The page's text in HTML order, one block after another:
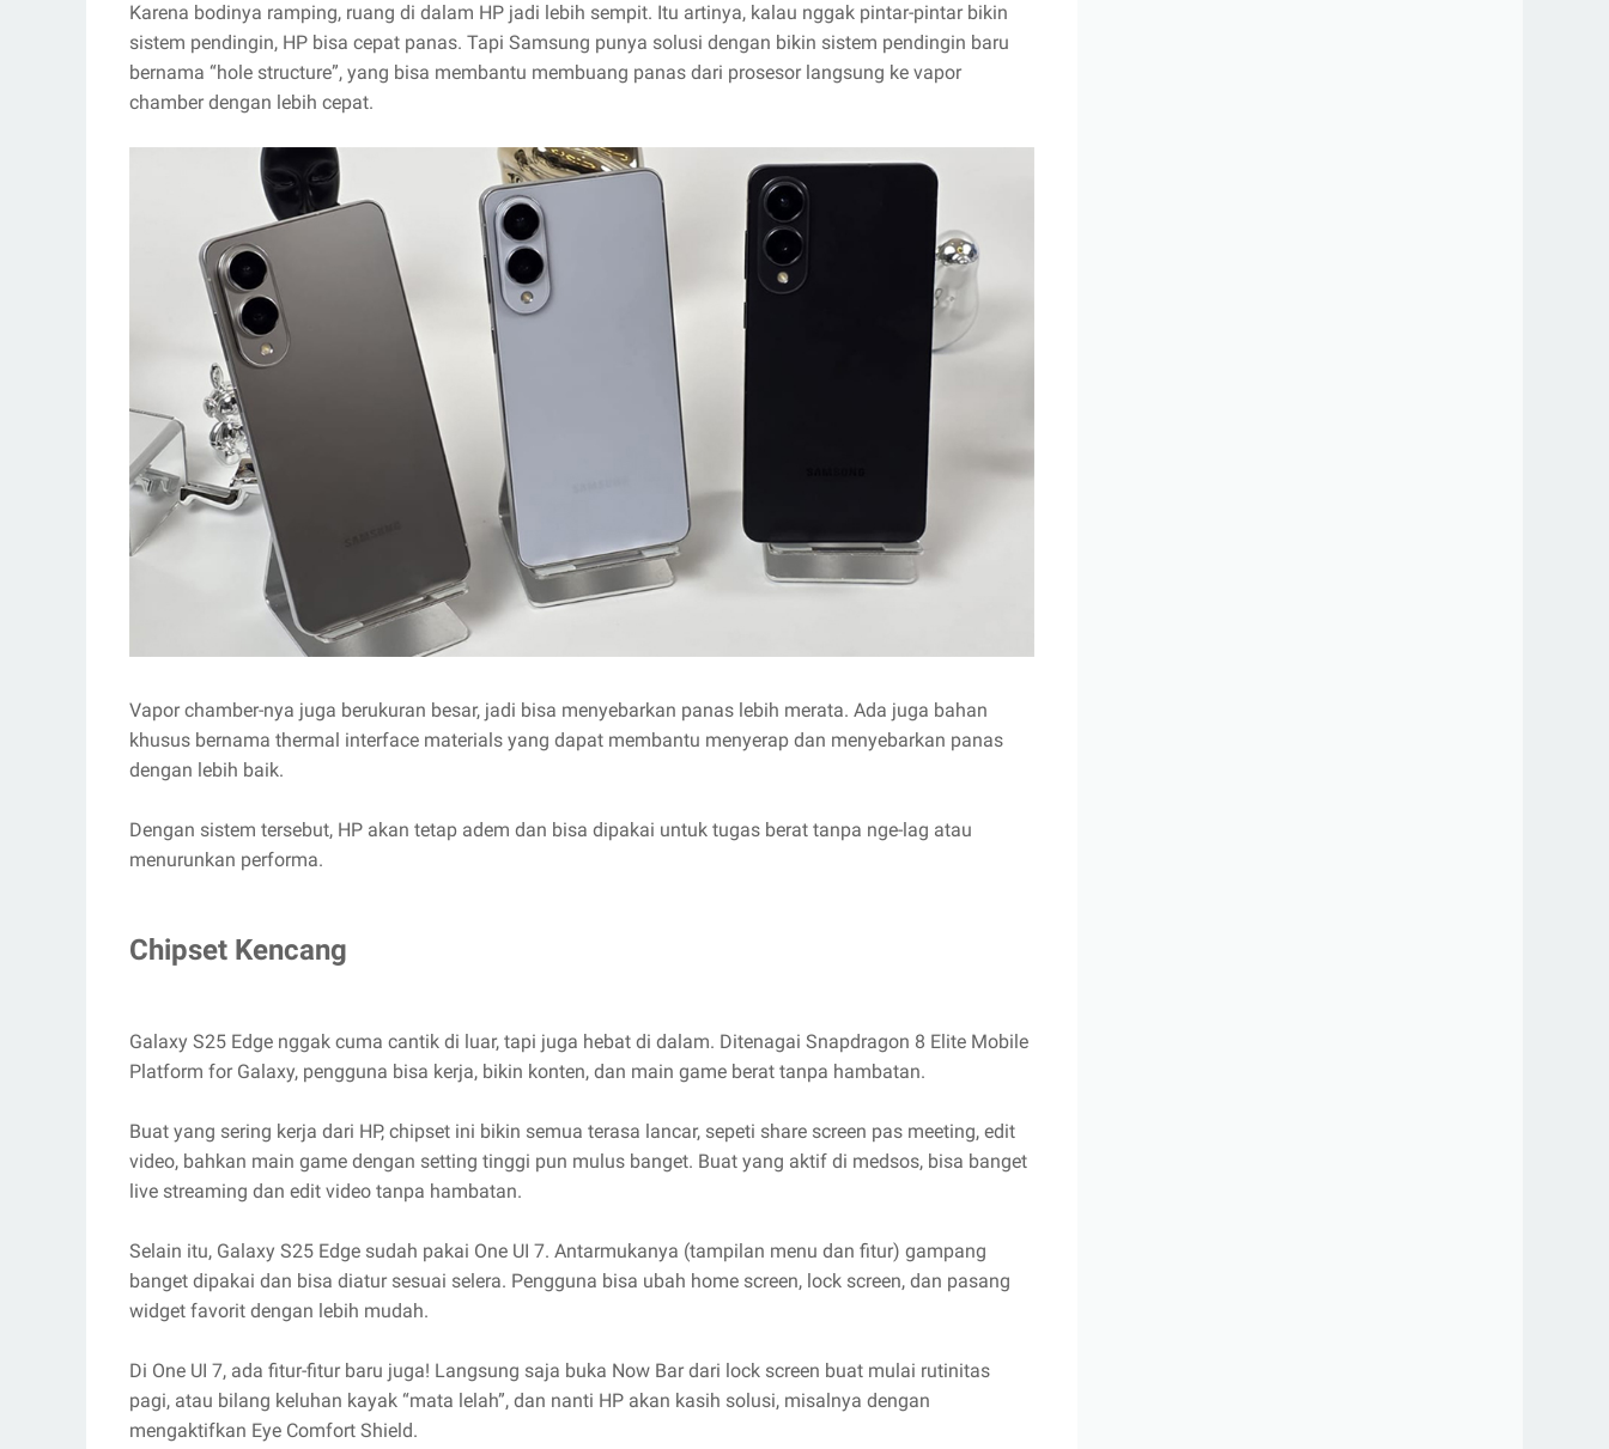
Karena bodinya ramping, ruang di dalam HP jadi lebih sempit. Itu artinya, kalau nggak pintar-pintar bikin
sistem pendingin, HP bisa cepat panas. Tapi Samsung punya solusi dengan bikin sistem pendingin baru
bernama “hole structure”, yang bisa membantu membuang panas dari prosesor langsung ke vapor
chamber dengan lebih cepat.
Vapor chamber-nya juga berukuran besar, jadi bisa menyebarkan panas lebih merata. Ada juga bahan
khusus bernama thermal interface materials yang dapat membantu menyerap dan menyebarkan panas
dengan lebih baik.
Dengan sistem tersebut, HP akan tetap adem dan bisa dipakai untuk tugas berat tanpa nge-lag atau
menurunkan performa.
Chipset Kencang
Galaxy S25 Edge nggak cuma cantik di luar, tapi juga hebat di dalam. Ditenagai Snapdragon 8 Elite Mobile
Platform for Galaxy, pengguna bisa kerja, bikin konten, dan main game berat tanpa hambatan.
Buat yang sering kerja dari HP, chipset ini bikin semua terasa lancar, sepeti share screen pas meeting, edit
video, bahkan main game dengan setting tinggi pun mulus banget. Buat yang aktif di medsos, bisa banget
live streaming dan edit video tanpa hambatan.
Selain itu, Galaxy S25 Edge sudah pakai One UI 7. Antarmukanya (tampilan menu dan fitur) gampang
banget dipakai dan bisa diatur sesuai selera. Pengguna bisa ubah home screen, lock screen, dan pasang
widget favorit dengan lebih mudah.
Di One UI 7, ada fitur-fitur baru juga! Langsung saja buka Now Bar dari lock screen buat mulai rutinitas
pagi, atau bilang keluhan kayak “mata lelah”, dan nanti HP akan kasih solusi, misalnya dengan
mengaktifkan Eye Comfort Shield.